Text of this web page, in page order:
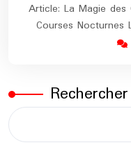
Article: La Magie
Courses
Rechercher